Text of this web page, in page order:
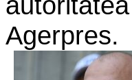
Agerpres.